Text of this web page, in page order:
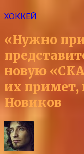
ХОККЕЙ
«Нужно
новую
их примет,
Новиков